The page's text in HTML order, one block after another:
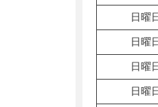
日曜
日曜
日曜
日曜